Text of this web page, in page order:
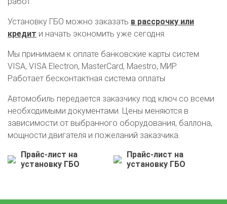
О автосервисе
Отзывы клиентов
Установку ГБО можно заказать в рассрочку или
кредит и начать экономить уже сегодня.
Мы принимаем к оплате банковские карты систем
VISA, VISA Electron, MasterCard, Maestro, МИР.
Работает бесконтактная система оплаты
Автомобиль передается заказчику под ключ со всеми
необходимыми документами. Цены меняются в
зависимости от выбранного оборудования, баллона,
мощности двигателя и пожеланий заказчика.
Прайс-лист на
установку ГБО
Прайс-лист на
установку ГБО